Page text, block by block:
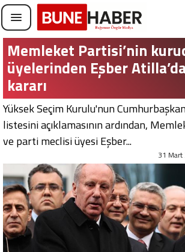
Memleket Partisi’nin
üyelerinden Eşber
kararı
Yüksek Seçim Kurulu'nun
listesini açıklamasının ardından,
ve parti meclisi üyesi Eşber...
31